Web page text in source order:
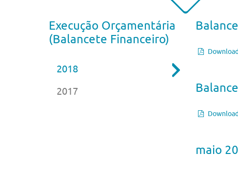
Execução Orçamentária
(Balancete Financeiro)
2018
2017
Download
Download
maio